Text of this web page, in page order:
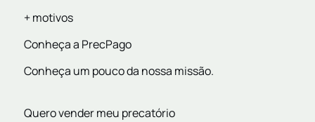
+ motivos
Conheça a PrecPago
Conheça um pouco da nossa missão.
Quero vender meu precatório